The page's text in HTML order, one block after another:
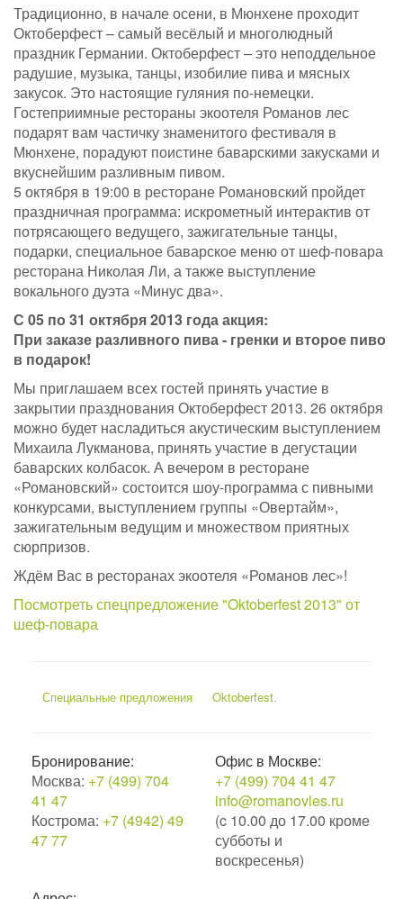
Традиционно, в начале осени, в Мюнхене проходит
Октоберфест – самый весёлый и многолюдный
праздник Германии. Октоберфест – это неподдельное
радушие, музыка, танцы, изобилие пива и мясных
закусок. Это настоящие гуляния по-немецки.
Гостеприимные рестораны экоотеля Романов лес
подарят вам частичку знаменитого фестиваля в
Мюнхене, порадуют поистине баварскими закусками и
вкуснейшим разливным пивом.
5 октября в 19:00 в ресторане Романовский пройдет
праздничная программа: искрометный интерактив от
потрясающего ведущего, зажигательные танцы,
подарки, специальное баварское меню от шеф-повара
ресторана Николая Ли, а также выступление
вокального дуэта «Минус два».
С 05 по 31 октября 2013 года акция:
При заказе разливного пива - гренки и второе пиво
в подарок!
Мы приглашаем всех гостей принять участие в
закрытии празднования Октоберфест 2013. 26 октября
можно будет насладиться акустическим выступлением
Михаила Лукманова, принять участие в дегустации
баварских колбасок. А вечером в ресторане
«Романовский» состоится шоу-программа с пивными
конкурсами, выступлением группы «Овертайм»,
зажигательным ведущим и множеством приятных
сюрпризов.
Ждём Вас в ресторанах экоотеля «Романов лес»!
Посмотреть спецпредложение "Oktoberfest 2013" от
шеф-повара
Специальные предложения Oktoberfest.
Бронирование:
Москва: +7 (499) 704
41 47
Кострома: +7 (4942) 49
47 77
Офис в Москве:
+7 (499) 704 41 47
info@romanovles.ru
(c 10.00 до 17.00 кроме
субботы и
воскресенья)